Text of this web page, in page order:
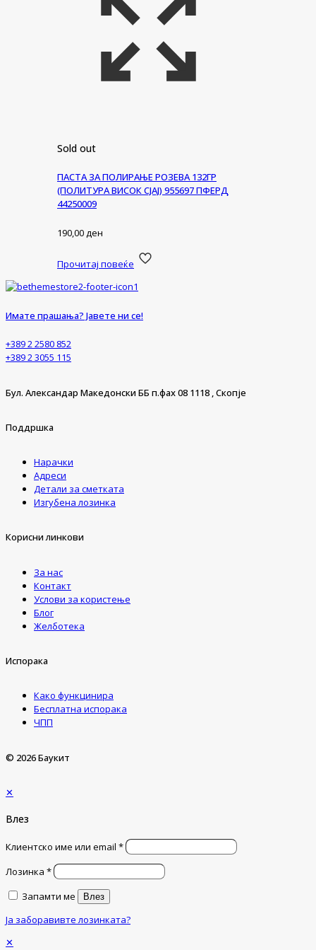
Sold out
ПАСТА ЗА ПОЛИРАЊЕ РОЗЕВА 132ГР
(ПОЛИТУРА ВИСОК СЈАЈ) 955697 ПФЕРД
44250009
190,00ден
Прочитај повеќе
Имате прашања? Јавете ни се!
+389 2 2580 852
+389 2 3055 115
Бул. Александар Македонски ББ п.фах 08 1118 , Скопје
Поддршка
Нарачки
Адреси
Детали за сметката
Изгубена лозинка
Корисни линкови
За нас
Контакт
Услови за користење
Блог
Желботека
Испорака
Како функцинира
Бесплатна испорака
ЧПП
© 2026 Баукит
✕
Влез
Клиентско име или email *
Лозинка *
Запамти ме
Влез
Ја заборавивте лозинката?
✕